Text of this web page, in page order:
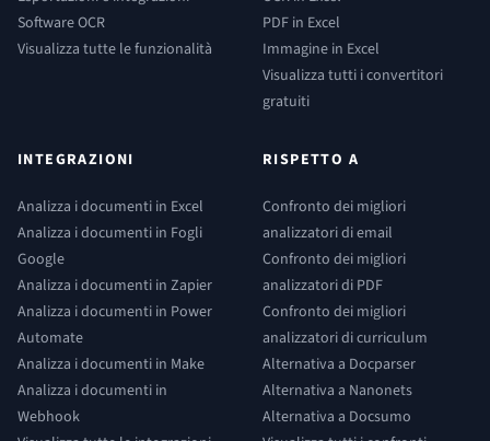
Software OCR
Visualizza tutte le funzionalità
PDF in Excel
Immagine in Excel
Visualizza tutti i convertitori
gratuiti
INTEGRAZIONI
Analizza i documenti in Excel
Analizza i documenti in Fogli
Google
Analizza i documenti in Zapier
Analizza i documenti in Power
Automate
Analizza i documenti in Make
Analizza i documenti in
Webhook
RISPETTO A
Confronto dei migliori
analizzatori di email
Confronto dei migliori
analizzatori di PDF
Confronto dei migliori
analizzatori di curriculum
Alternativa a Docparser
Alternativa a Nanonets
Alternativa a Docsumo